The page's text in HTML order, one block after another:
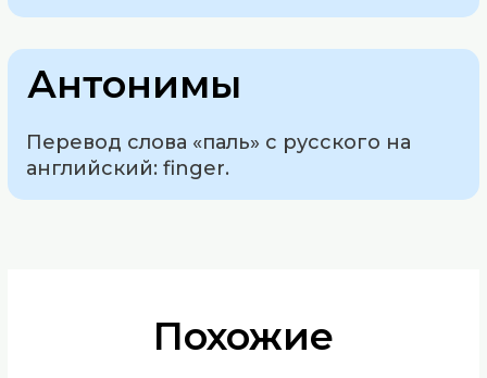
Антонимы
Перевод слова «паль» с русского на
английский: finger.
Похожие